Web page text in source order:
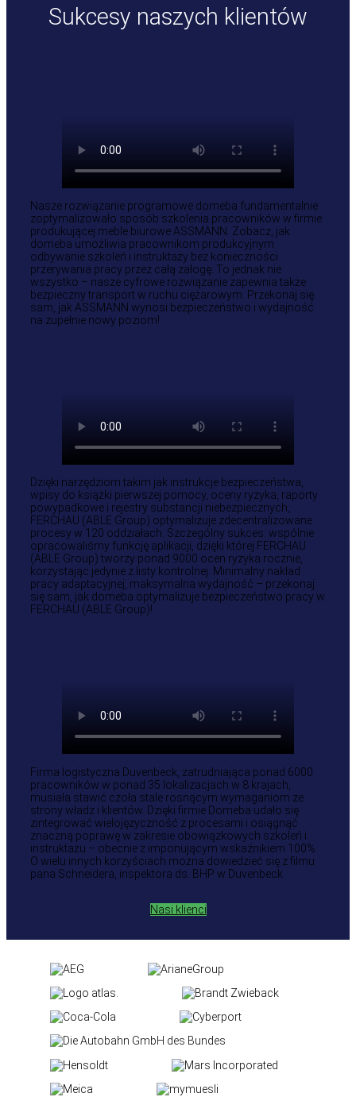
Sukcesy naszych klientów
Nasze rozwiązanie programowe domeba fundamentalnie
zoptymalizowało sposób szkolenia pracowników w firmie
produkującej meble biurowe ASSMANN. Zobacz, jak
domeba umożliwia pracownikom produkcyjnym
odbywanie szkoleń i instruktaży bez konieczności
przerywania pracy przez całą załogę. To jednak nie
wszystko – nasze cyfrowe rozwiązanie zapewnia także
bezpieczny transport w ruchu ciężarowym. Przekonaj się
sam, jak ASSMANN wynosi bezpieczeństwo i wydajność
na zupełnie nowy poziom!
Dzięki narzędziom takim jak instrukcje bezpieczeństwa,
wpisy do książki pierwszej pomocy, oceny ryzyka, raporty
powypadkowe i rejestry substancji niebezpiecznych,
FERCHAU (ABLE Group) optymalizuje zdecentralizowane
procesy w 120 oddziałach. Szczególny sukces: wspólnie
opracowaliśmy funkcję aplikacji, dzięki której FERCHAU
(ABLE Group) tworzy ponad 9000 ocen ryzyka rocznie,
korzystając jedynie z listy kontrolnej. Minimalny nakład
pracy adaptacyjnej, maksymalna wydajność – przekonaj
się sam, jak domeba optymalizuje bezpieczeństwo pracy w
FERCHAU (ABLE Group)!
Firma logistyczna Duvenbeck, zatrudniająca ponad 6000
pracowników w ponad 35 lokalizacjach w 8 krajach,
musiała stawić czoła stale rosnącym wymaganiom ze
strony władz i klientów. Dzięki firmie Domeba udało się
zintegrować wielojęzyczność z procesami i osiągnąć
znaczną poprawę w zakresie obowiązkowych szkoleń i
instruktażu – obecnie z imponującym wskaźnikiem 100%.
O wielu innych korzyściach można dowiedzieć się z filmu
pana Schneidera, inspektora ds. BHP w Duvenbeck.
Nasi klienci